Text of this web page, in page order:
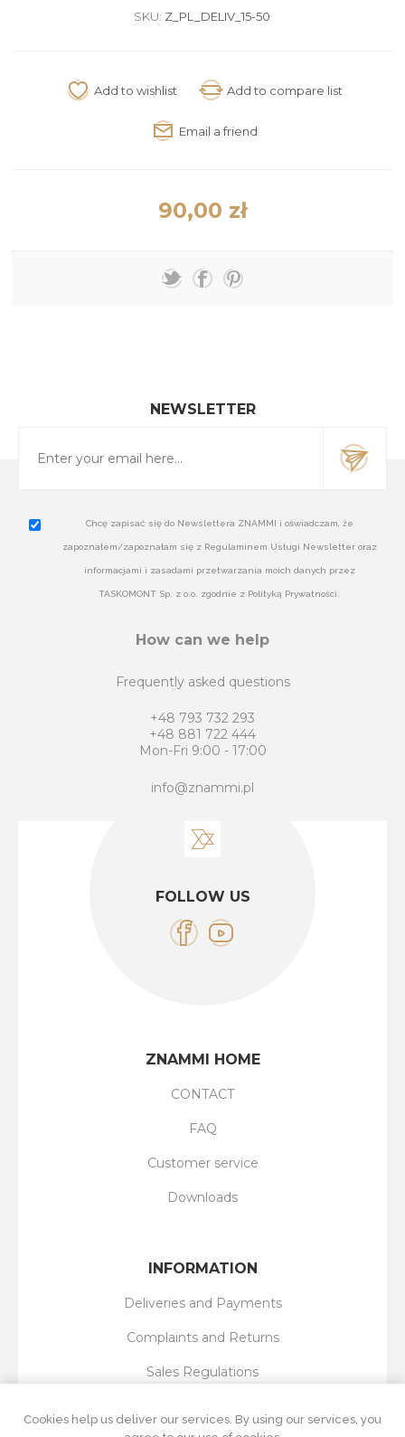
SKU: Z_PL_DELIV_15-50
90,00 zł
NEWSLETTER
Chcę zapisać się do Newslettera ZNAMMI i oświadczam, że
zapoznałem/zapoznałam się z Regulaminem Usługi Newsletter oraz
informacjami i zasadami przetwarzania moich danych przez
TASKOMONT Sp. z o.o. zgodnie z Polityką Prywatności.
How can we help
Frequently asked questions
+48 793 732 293
+48 881 722 444
Mon-Fri 9:00 - 17:00
info@znammi.pl
FOLLOW US
ZNAMMI HOME
CONTACT
FAQ
Customer service
Downloads
INFORMATION
Deliveries and Payments
Complaints and Returns
Sales Regulations
Cookies help us deliver our services. By using our services, you